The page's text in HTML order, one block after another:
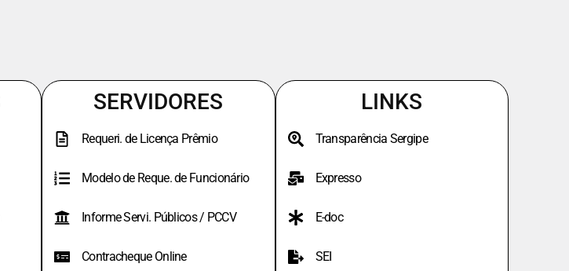
SERVIDORES
Requeri. de Licença Prêmio
Modelo de Reque. de Funcionário
Informe Servi. Públicos / PCCV
Contracheque Online
LINKS
Transparência Sergipe
Expresso
E-doc
SEI